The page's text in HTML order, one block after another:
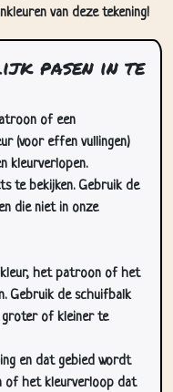
van deze tekening!
pasen in te
of een
(voor effen vullingen)
kleurverlopen.
te bekijken. Gebruik de
die niet in onze
het patroon of het
Gebruik de schuifbalk
of kleiner te
en dat gebied wordt
of het kleurverloop dat